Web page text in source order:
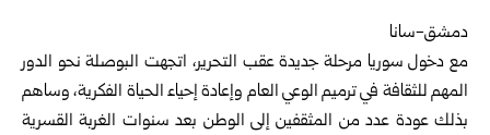
دمشق-سانا
مع دخول سوريا مرحلة جديدة عقب التحرير، اتجهت البوصلة نحو الدور
المهم للثقافة في ترميم الوعي العام وإعادة إحياء الحياة الفكرية، وساهم
بذلك عودة عدد من المثقفين إلى الوطن بعد سنوات الغربة القسرية